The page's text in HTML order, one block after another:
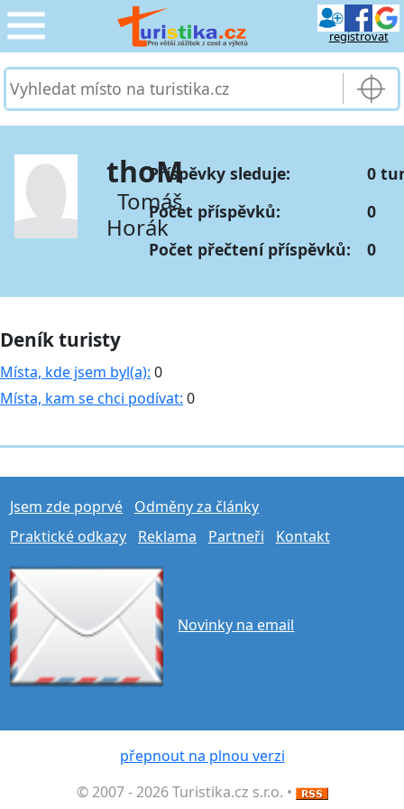
registrovat
CESTOVÁNÍ
SLUŽBY & DOPRAVA ›
PRO TURISTY ›
MOJE TURISTIKA ›
thoM
Tomáš
Horák
Příspěvky sleduje:
0
Počet příspěvků:
0
Počet přečtení příspěvků:
0
Deník turisty
Místa, kde jsem byl(a): 0
Místa, kam se chci podívat: 0
Jsem zde poprvé
Odměny za články
Praktické odkazy
Reklama Partneři Kontakt
Novinky na email
přepnout na plnou verzi
© 2007 - 2026 Turistika.cz s.r.o. •